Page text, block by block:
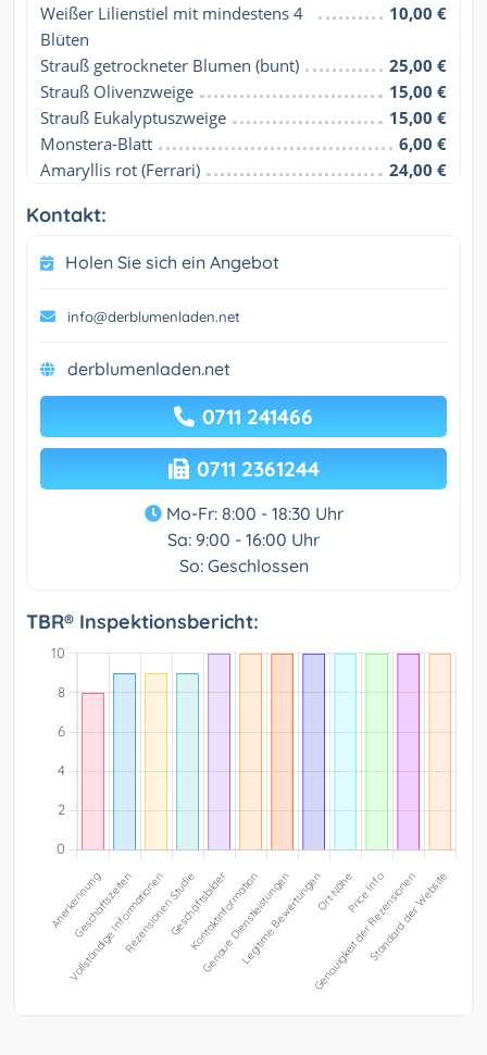
Weißer Lilienstiel mit mindestens 4
Blüten
10,00 €
Strauß getrockneter Blumen (bunt)
25,00 €
Strauß Olivenzweige
15,00 €
Strauß Eukalyptuszweige
15,00 €
Monstera-Blatt
6,00 €
Amaryllis rot (Ferrari)
24,00 €
Kontakt:
Holen Sie sich ein Angebot
info@derblumenladen.net
derblumenladen.net
0711 241466
0711 2361244
Mo-Fr: 8:00 - 18:30 Uhr
Sa: 9:00 - 16:00 Uhr
So: Geschlossen
TBR® Inspektionsbericht: